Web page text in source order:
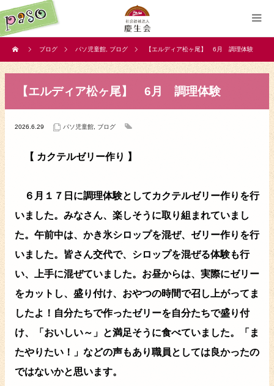
ブログ パソ児童館 ブログ 【エルディア松ヶ尾】 6月 調理体験
【エルディア松ヶ尾】 6月 調理体験
2026.6.29 パソ児童館 ブログ
【 カクテルゼリー作り 】
６月１７日に調理体験としてカクテルゼリー作りを行
いました。みなさん、楽しそうに取り組まれていまし
た。午前中は、かき氷シロップを混ぜ、ゼリー作りを行
いました。皆さん交代で、シロップを混ぜる体験も行
い、上手に混ぜていました。お昼からは、実際にゼリー
をカットし、盛り付け、おやつの時間で召し上がってま
したよ！自分たちで作ったゼリーを自分たちで盛り付
け、「おいしい～」と満足そうに食べていました。「ま
たやりたい！」などの声もあり職員としては良かったの
ではないかと思います。